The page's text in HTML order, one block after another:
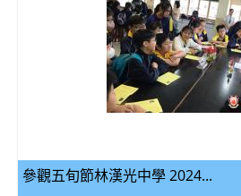
參觀五旬節林漢光中學 2024...